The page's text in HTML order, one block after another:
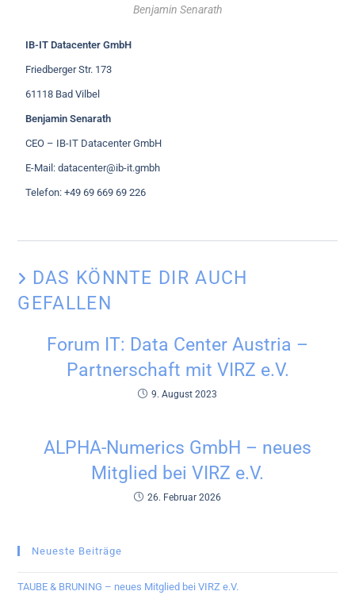
Benjamin Senarath
IB-IT Datacenter GmbH
Friedberger Str. 173
61118 Bad Vilbel
Benjamin Senarath
CEO – IB-IT Datacenter GmbH
E-Mail: datacenter@ib-it.gmbh
Telefon: +49 69 669 69 226
DAS KÖNNTE DIR AUCH
GEFALLEN
Forum IT: Data Center Austria –
Partnerschaft mit VIRZ e.V.
9. August 2023
ALPHA-Numerics GmbH – neues
Mitglied bei VIRZ e.V.
26. Februar 2026
Neueste Beiträge
TAUBE & BRUNING – neues Mitglied bei VIRZ e.V.